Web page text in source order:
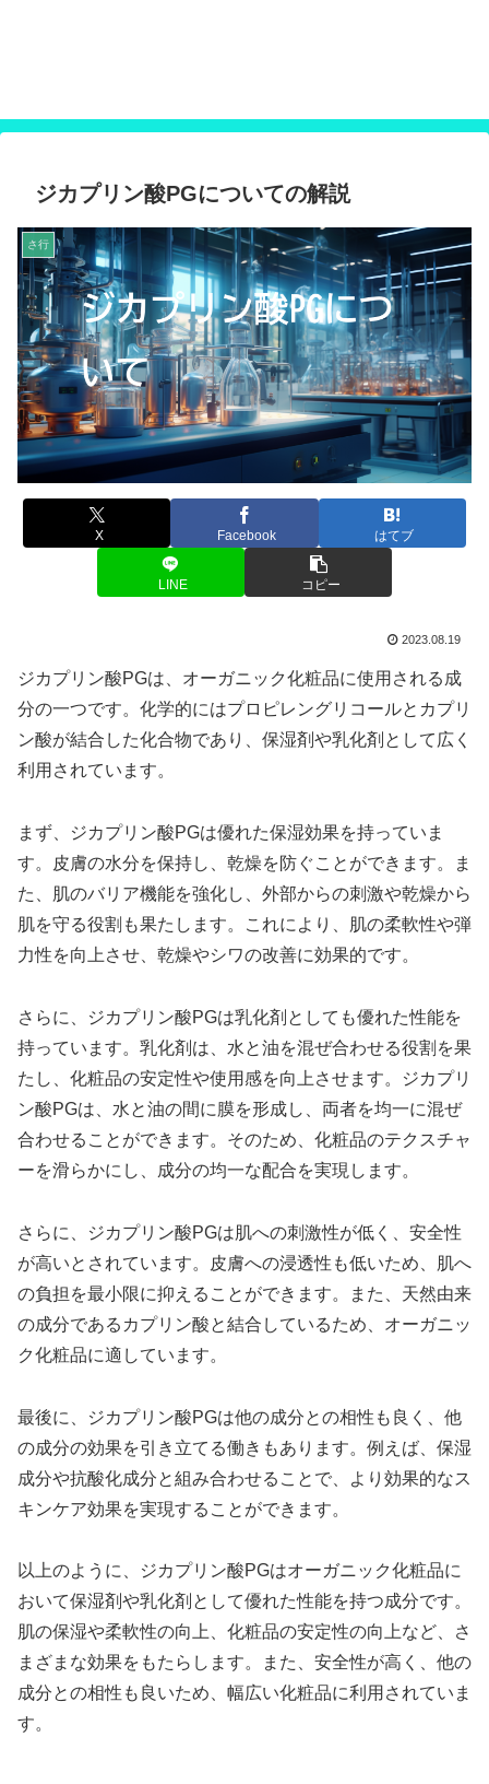
ジカプリン酸PGについての解説
さ行
X Facebook はてブ
LINE コピー
2023.08.19
ジカプリン酸PGは、オーガニック化粧品に使用される成
分の一つです。化学的にはプロピレングリコールとカプリ
ン酸が結合した化合物であり、保湿剤や乳化剤として広く
利用されています。
まず、ジカプリン酸PGは優れた保湿効果を持っていま
す。皮膚の水分を保持し、乾燥を防ぐことができます。ま
た、肌のバリア機能を強化し、外部からの刺激や乾燥から
肌を守る役割も果たします。これにより、肌の柔軟性や弾
力性を向上させ、乾燥やシワの改善に効果的です。
さらに、ジカプリン酸PGは乳化剤としても優れた性能を
持っています。乳化剤は、水と油を混ぜ合わせる役割を果
たし、化粧品の安定性や使用感を向上させます。ジカプリ
ン酸PGは、水と油の間に膜を形成し、両者を均一に混ぜ
合わせることができます。そのため、化粧品のテクスチャ
ーを滑らかにし、成分の均一な配合を実現します。
さらに、ジカプリン酸PGは肌への刺激性が低く、安全性
が高いとされています。皮膚への浸透性も低いため、肌へ
の負担を最小限に抑えることができます。また、天然由来
の成分であるカプリン酸と結合しているため、オーガニッ
ク化粧品に適しています。
最後に、ジカプリン酸PGは他の成分との相性も良く、他
の成分の効果を引き立てる働きもあります。例えば、保湿
成分や抗酸化成分と組み合わせることで、より効果的なス
キンケア効果を実現することができます。
以上のように、ジカプリン酸PGはオーガニック化粧品に
おいて保湿剤や乳化剤として優れた性能を持つ成分です。
肌の保湿や柔軟性の向上、化粧品の安定性の向上など、さ
まざまな効果をもたらします。また、安全性が高く、他の
成分との相性も良いため、幅広い化粧品に利用されていま
す。